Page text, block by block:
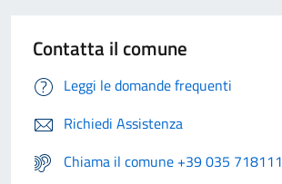
Contatta il comune
Leggi le domande frequenti
Richiedi Assistenza
Chiama il comune +39 035 718111